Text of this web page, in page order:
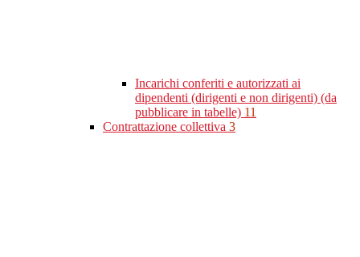
Incarichi conferiti e autorizzati ai
dipendenti (dirigenti e non dirigenti) (da
pubblicare in tabelle) 11
Contrattazione collettiva 3